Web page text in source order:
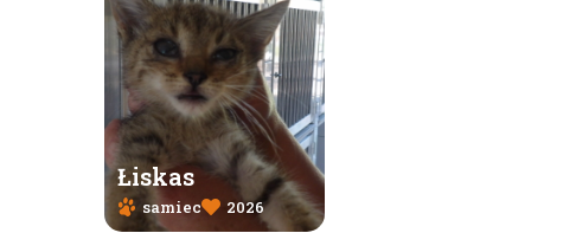
Łiskas
samiec 2026